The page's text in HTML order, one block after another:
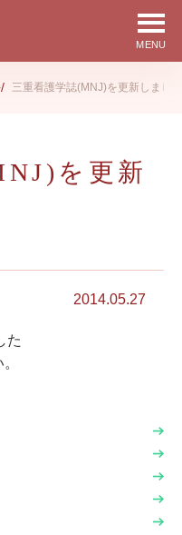
三重看護学誌(MNJ)を更新しました
を更新
2014.05.27
た